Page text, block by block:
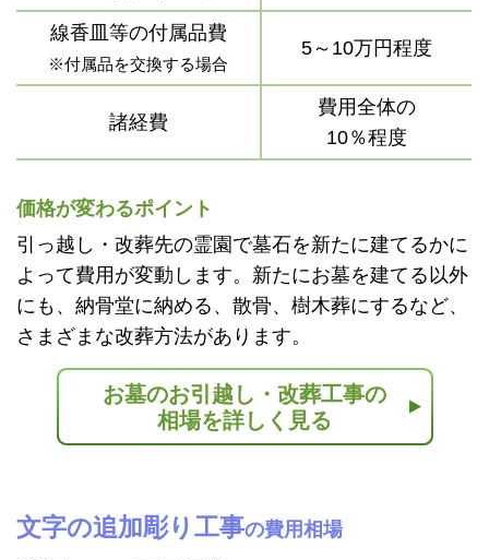
線香皿等の付属品費
※付属品を交換する場合
5～10万円程度
諸経費
費用全体の
10％程度
価格が変わるポイント
引っ越し・改葬先の霊園で墓石を新たに建てるかに
よって費用が変動します。新たにお墓を建てる以外
にも、納骨堂に納める、散骨、樹木葬にするなど、
さまざまな改葬方法があります。
お墓のお引越し・改葬工事の
相場を詳しく見る
文字の追加彫り工事の費用相場